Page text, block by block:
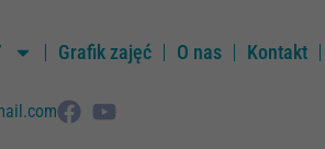
Grafik zajęć O nas Kontakt